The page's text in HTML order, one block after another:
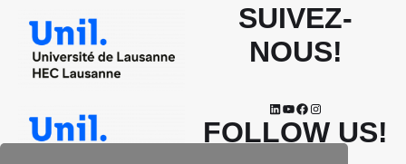
SUIVEZ-
NOUS!
FOLLOW US!